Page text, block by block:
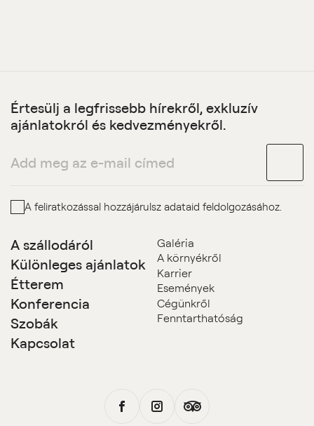
A szállodáról
Különleges ajánlatok
Étterem
Konferencia
Szobák
Kapcsolat
Galéria
A környékről
Karrier
Események
Cégünkről
Fenntarthatóság
Értesülj a legfrissebb hírekről, exkluzív
ajánlatokról és kedvezményekről.
A feliratkozással hozzájárulsz adataid feldolgozásához.